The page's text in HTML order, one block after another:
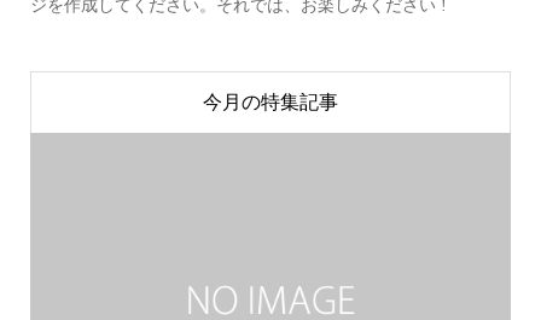
ジを作成してください。それでは、お楽しみください !
今月の特集記事